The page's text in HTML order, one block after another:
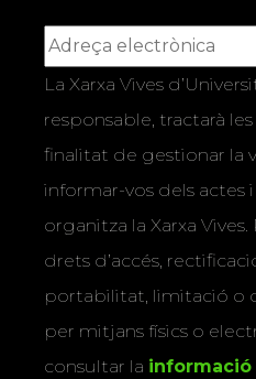
La Xarxa Vives
responsable, tractarà
finalitat de gestionar la
informar-vos dels actes
organitza la Xarxa
drets d’accés,
portabilitat, limitació o
per mitjans físics o
consultar la